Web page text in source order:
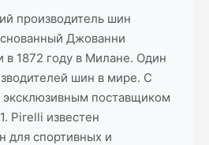
производитель шин
Джованни
в 1872 году в Милане. Один
шин в мире. С
эксклюзивным поставщиком
Pirelli известен
для спортивных и